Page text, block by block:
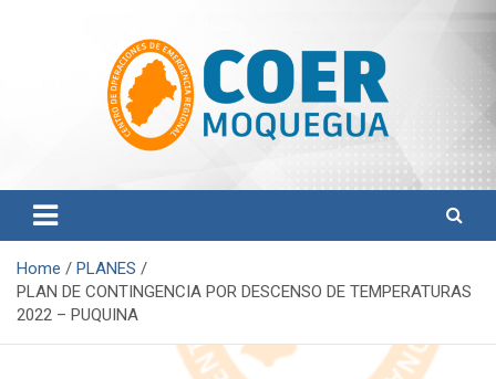
COER Moquegua
Home
PLANES
PLAN DE CONTINGENCIA POR DESCENSO DE TEMPERATURAS
2022 – PUQUINA